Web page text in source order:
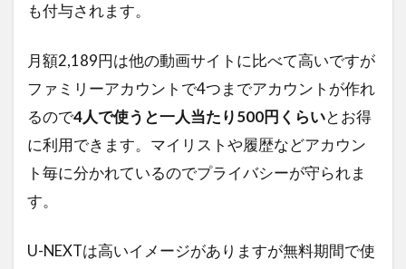
も付与されます。
月額2,189円は他の動画サイトに比べて高いですが
ファミリーアカウントで4つまでアカウントが作れ
るので4人で使うと一人当たり500円くらいとお得
に利用できます。マイリストや履歴などアカウン
ト毎に分かれているのでプライバシーが守られま
す。
U-NEXTは高いイメージがありますが無料期間で使